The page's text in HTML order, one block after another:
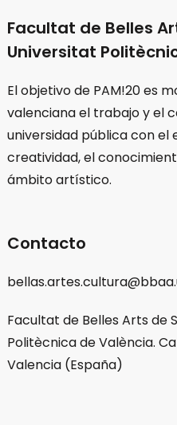
Facultat de Belles
Universitat
El objetivo de PAM!20 es
valenciana el trabajo y el
universidad pública con el
creatividad, el
ámbito artístico.
Contacto
Facultat de Belles Arts de
Politècnica de València.
Valencia (España)